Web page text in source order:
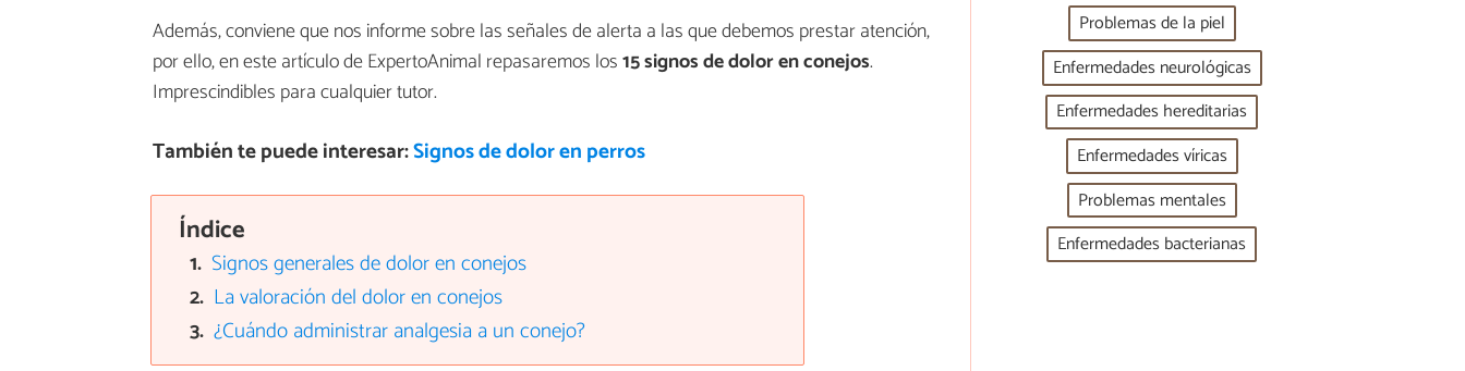
Además, conviene que nos informe sobre las señales de alerta a las que debemos prestar atención,
por ello, en este artículo de ExpertoAnimal repasaremos los15 signos de dolor en conejos.
Imprescindibles para cualquier tutor.
También te puede interesar:Signos de dolor en perros
Índice
Signos generales de dolor en conejos
La valoración del dolor en conejos
¿Cuándo administrar analgesia a un conejo?
Problemas de la piel
Enfermedades neurológicas
Enfermedades hereditarias
Enfermedades víricas
Problemas mentales
Enfermedades bacterianas